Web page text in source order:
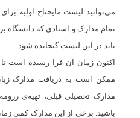
می‌توانید لیست مایحتاج اولیه
تمام مدارک و اسنادی که دانشگاه
باید در این لیست گنجانده شود.
اکنون زمان آن فرا رسیده است
ممکن است به دریافت مدارک
مدارک تحصیلی قبلی، تهیه‌ی
باشید. برخی از این مدارک کمی